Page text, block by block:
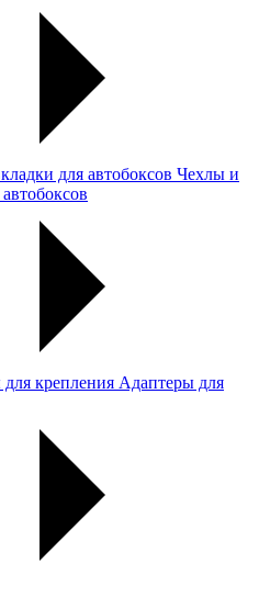
Чехлы и
Адаптеры для